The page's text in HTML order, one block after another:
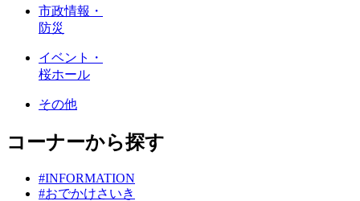
市政情報・
防災
イベント・
桜ホール
その他
コーナーから探す
#INFORMATION
#おでかけさいき